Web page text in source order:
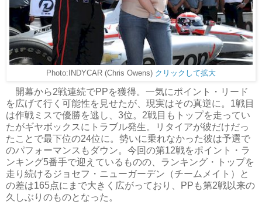
Photo:INDYCAR (Chris Owens) クリックして拡大
開幕から2戦連続でPPを獲得。一気にポイント・リード
を広げて行く可能性を見せたが、現実はその真逆に。1戦目
は作戦ミスで優勝を逃し、3位。2戦目もトップを走ってい
たがギヤボックスにトラブル発生。リタイアが彼だけだっ
たことで最下位の24位に。勢いに乗れなかった彼は予選で
のパフォーマンスもダウン。今回の第12戦をポイント・ラ
ンキング5番手で迎えているものの、ランキング・トップを
走り続けるジョセフ・ニューガーデン（チームメイト）と
の差は165点にまで大きく広がっており、PPも第2戦以来の
久しぶりのものとなった。